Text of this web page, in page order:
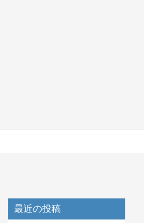
最近の投稿